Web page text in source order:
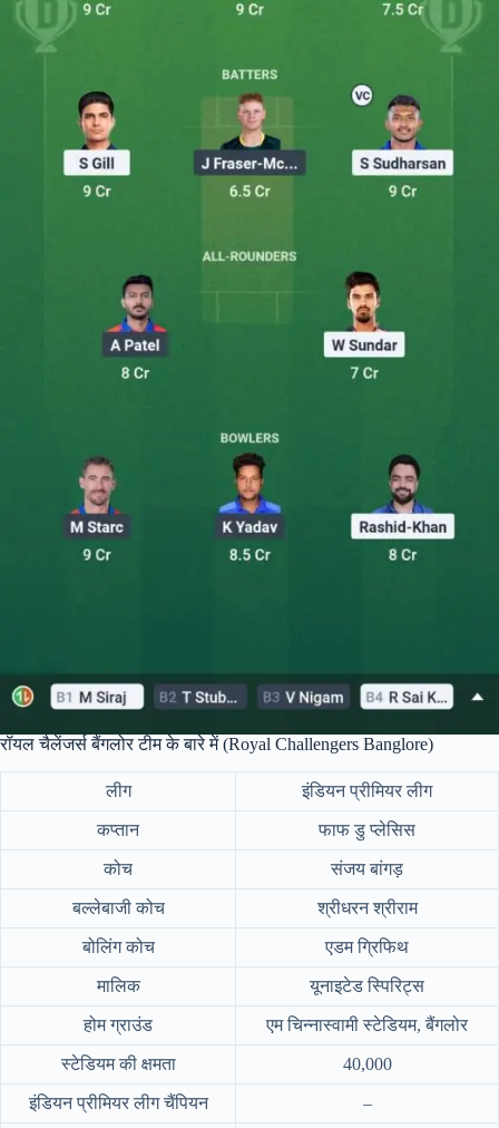
रॉयल चैलेंजर्स बैंगलोर टीम के बारे में (Royal Challengers Banglore)
लीग इंडियन प्रीमियर लीग
कप्तान फाफ डु प्लेसिस
कोच संजय बांगड़
बल्लेबाजी कोच श्रीधरन श्रीराम
बोलिंग कोच एडम ग्रिफिथ
मालिक यूनाइटेड स्पिरिट्स
होम ग्राउंड एम चिन्नास्वामी स्टेडियम, बैंगलोर
स्टेडियम की क्षमता 40,000
इंडियन प्रीमियर लीग चैंपियन –